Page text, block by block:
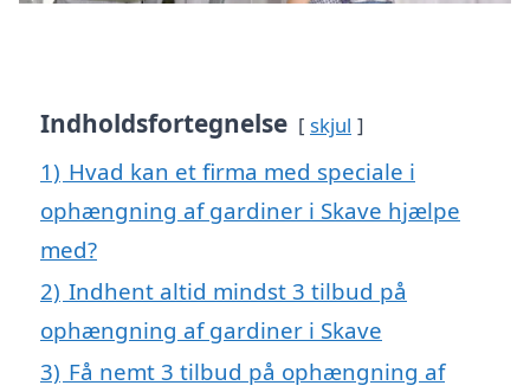
Indholdsfortegnelse skjul
1) Hvad kan et firma med speciale i
ophængning af gardiner i Skave hjælpe
med?
2) Indhent altid mindst 3 tilbud på
ophængning af gardiner i Skave
3) Få nemt 3 tilbud på ophængning af